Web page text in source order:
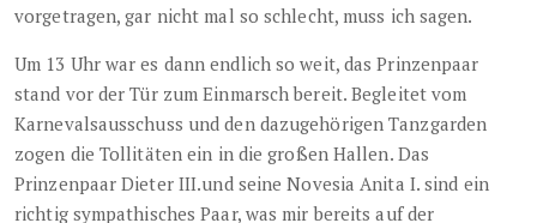
vorgetragen, gar nicht mal so schlecht, muss ich sagen.
Um 13 Uhr war es dann endlich so weit, das Prinzenpaar
stand vor der Tür zum Einmarsch bereit. Begleitet vom
Karnevalsausschuss und den dazugehörigen Tanzgarden
zogen die Tollitäten ein in die großen Hallen. Das
Prinzenpaar Dieter III.und seine Novesia Anita I. sind ein
richtig sympathisches Paar, was mir bereits auf der